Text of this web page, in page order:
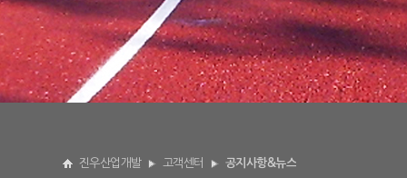
진우산업개발 고객센터 공지사항&뉴스